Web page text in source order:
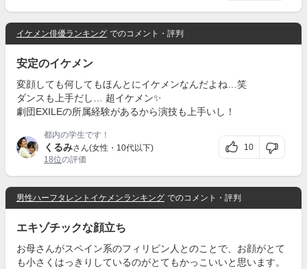
イケメン俳優ランキング でのコメント・評判
安定のイケメン
変顔しても何してもほんとにイケメンなんだよね…笑
ダンスも上手だし… 超イケメン✨
劇団EXILEの所属経験があるから演技も上手いし！
都内の学生です！
くるみさん(女性・10代以下)
18位の評価
10
男性ハーフタレントイケメンランキング でのコメント・評判
エキゾチックな顔立ち
お母さんがスペイン系のフィリピン人とのことで、お顔がとて
も小さくはっきりしているのがとてもかっこいいと思います。